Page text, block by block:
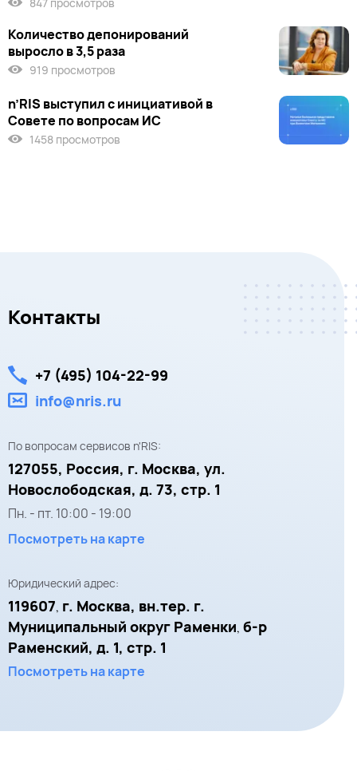
Количество депонирований
выросло в 3,5 раза
919 просмотров
n’RIS выступил c инициативой в
Совете по вопросам ИС
1458 просмотров
Контакты
+7 (495) 104-22-99
info@nris.ru
По вопросам сервисов n'RIS:
127055, Россия, г. Москва, ул.
Новослободская, д. 73, стр. 1
Пн. - пт. 10:00 - 19:00
Посмотреть на карте
Юридический адрес:
119607, г. Москва, вн.тер. г.
Муниципальный округ Раменки, б-р
Раменский, д. 1, стр. 1
Посмотреть на карте